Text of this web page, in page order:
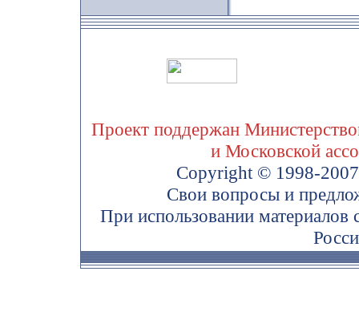
Проект поддержан
и Московской
Copyright © 1998-
Свои вопросы и
При использовании